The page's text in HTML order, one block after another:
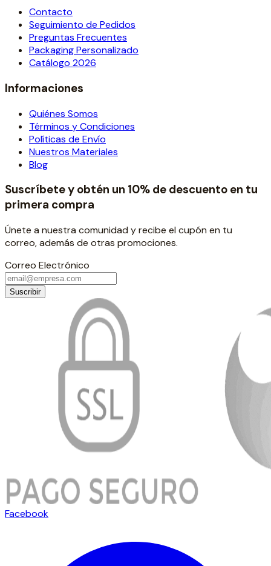
Contacto
Seguimiento de Pedidos
Preguntas Frecuentes
Packaging Personalizado
Catálogo 2026
Informaciones
Quiénes Somos
Términos y Condiciones
Políticas de Envío
Nuestros Materiales
Blog
Suscríbete y obtén un 10% de descuento en tu
primera compra
Únete a nuestra comunidad y recibe el cupón en tu
correo, además de otras promociones.
Correo Electrónico
Suscribir
Facebook